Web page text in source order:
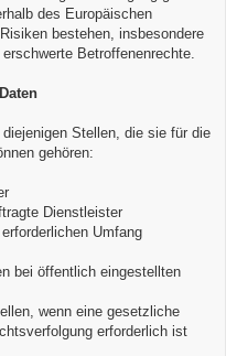
des Europäischen
bestehen, insbesondere
Betroffenenrechte.
Stellen, die sie für die
gehören:
Dienstleister
Umfang
bei öffentlich eingestellten
wenn eine gesetzliche
erforderlich ist